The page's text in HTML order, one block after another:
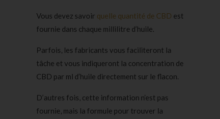
Vous devez savoir quelle quantité de CBD est
fournie dans chaque millilitre d’huile.
Parfois, les fabricants vous faciliteront la
tâche et vous indiqueront la concentration de
CBD par ml d’huile directement sur le flacon.
D’autres fois, cette information n’est pas
fournie, mais la formule pour trouver la